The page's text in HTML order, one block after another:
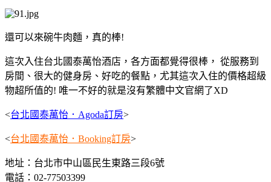
還可以來碗牛肉麵，真的棒!
這次入住台北國泰萬怡酒店，各方面都覺得很棒， 從服務到
房間、很大的健身房、好吃的餐點，尤其這次入住的價格超級
物超所值的! 唯一不好的就是沒有繁體中文官網了XD
<台北國泰萬怡．Agoda訂房>
<台北國泰萬怡．Booking訂房>
地址：台北市中山區民生東路三段6號
電話：02-77503399